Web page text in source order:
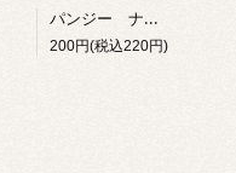
パンジー ナチュレローズ
200円(税込220円)